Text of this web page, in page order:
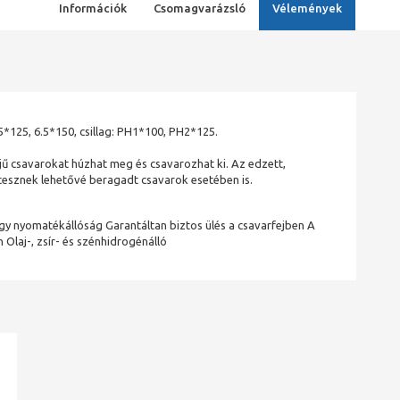
Információk Csomagvarázsló Vélemények
6.5*150, csillag: PH1*100, PH2*125.
csavarokat húzhat meg és csavarozhat ki. Az edzett,
lehetővé beragadt csavarok esetében is.
nyomatékállóság Garantáltan biztos ülés a csavarfejben A
, zsír- és szénhidrogénálló